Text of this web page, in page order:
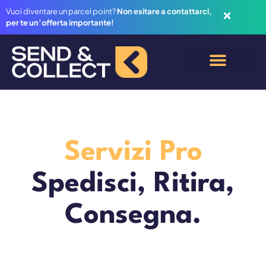
Vuoi diventare un parcel point?Non esitare a contattarci,
per te un’offerta importante!
Servizi Pro
Spedisci, Ritira,
Consegna.